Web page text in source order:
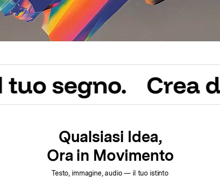
Crea di più.
Qualsiasi Idea,
Ora in Movimento
Testo, immagine, audio — il tuo istinto